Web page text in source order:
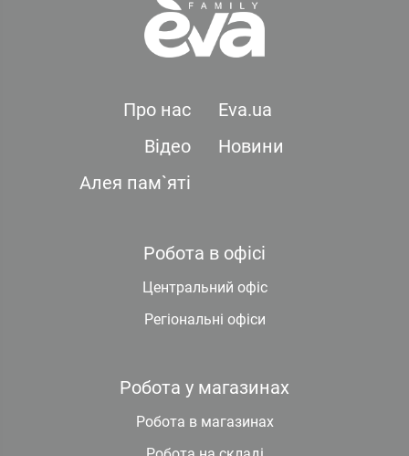
Про нас
Eva.ua
Відео
Новини
Алея пам`яті
Робота в офісі
Центральний офіс
Регіональні офіси
Робота у магазинах
Робота в магазинах